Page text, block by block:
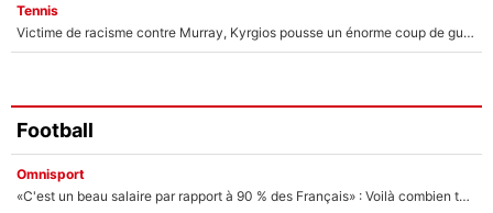
Tennis
Victime de racisme contre Murray, Kyrgios pousse un énorme coup de gueule !
Football
Omnisport
«C'est un beau salaire par rapport à 90 % des Français» : Voilà combien touchait Nelson Monfort sur France Télévisions avant de rejoindre CNews